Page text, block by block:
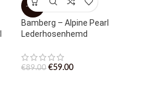
-34%
Bamberg – Alpine Pearl
Lederhosenhemd
€89.00 €59.00